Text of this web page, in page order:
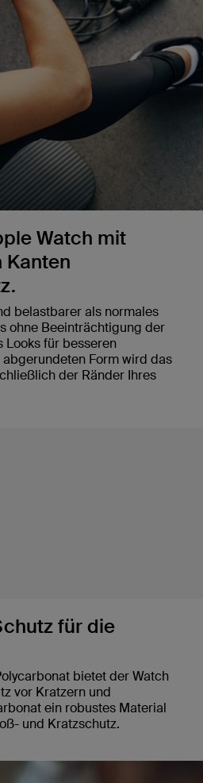
Watch mit
Kanten
belastbarer als normales
ohne Beeinträchtigung der
Looks für besseren
Form wird das
der Ränder Ihres
für die
bietet der Watch
vor Kratzern und
ein robustes Material
und Kratzschutz.